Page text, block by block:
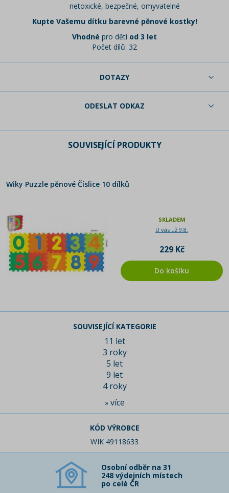
netoxické, bezpečné, omyvatelné
Kupte Vašemu dítku barevné pěnové kostky!
Vhodné pro děti od 3 let
Počet dílů: 32
DOTAZY
ODESLAT ODKAZ
SOUVISEJÍCÍ PRODUKTY
Wiky Puzzle pěnové Číslice 10 dílků
SKLADEM
U vás už 9.8.
229 Kč
Do košíku
SOUVISEJÍCÍ KATEGORIE
11 let
3 roky
5 let
9 let
4 roky
» více
KÓD VÝROBCE
WIK 49118633
Osobní odběr na 31
248 výdejních místech
po celé ČR